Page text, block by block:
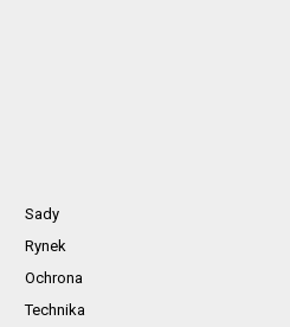
Sady
Rynek
Ochrona
Technika